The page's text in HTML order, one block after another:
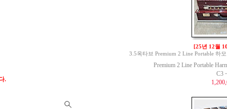
.
[25년 12월
3.5옥타브 Premium 2 Line Portable 하
Premium 2 Line Portable
C3